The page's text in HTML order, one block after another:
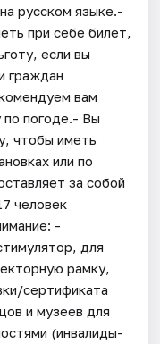
русском языке.-
при себе билет,
если вы
граждан
вам
погоде.- Вы
чтобы иметь
или по
за собой
человек
-
для
рамку,
сертификата
и музеев для
(инвалиды-